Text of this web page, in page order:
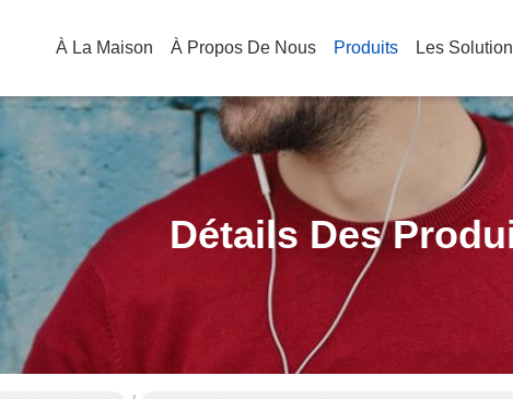
À La Maison À Propos De Nous Produits Les
Détails Des